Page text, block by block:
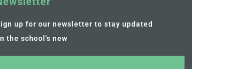
up for our newsletter to stay updated
the school's new